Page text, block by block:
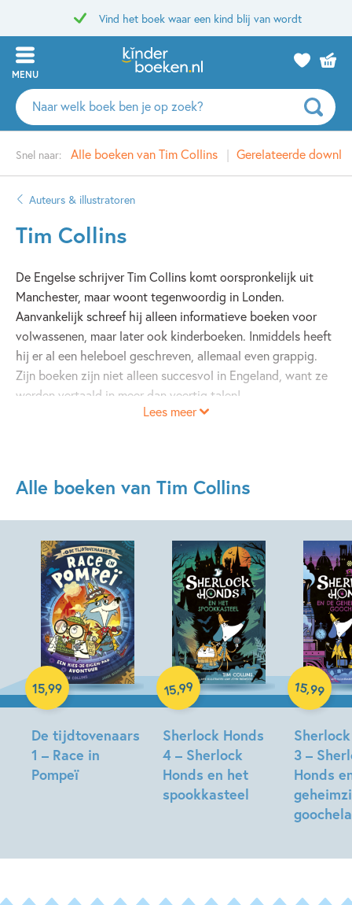
Vind het boek waar een kind blij van wordt
MENU
Zoeken
naar
auteurs
en
uitgevers
Snel naar: Alle boeken van Tim Collins Gerelateerde
Auteurs & illustratoren
Tim Collins
De Engelse schrijver Tim Collins komt oorspronkelijk uit
Manchester, maar woont tegenwoordig in Londen.
Aanvankelijk schreef hij alleen informatieve boeken voor
volwassenen, maar later ook kinderboeken. Inmiddels heeft
hij er al een heleboel geschreven, allemaal even grappig.
Zijn boeken zijn niet alleen succesvol in Engeland, want ze
werden vertaald in meer dan veertig talen!
Lees meer
Alle boeken van Tim Collins
De tijdtovenaars
1 – Race in
Pompeï
Bigwood
15,99
Hardcover
Sherlock Honds
4 – Sherlock
Honds en het
spookkasteel
John
15,99
Hardcover
3 –
Honds
Collins,
Bigwood
15,99
Hardcover